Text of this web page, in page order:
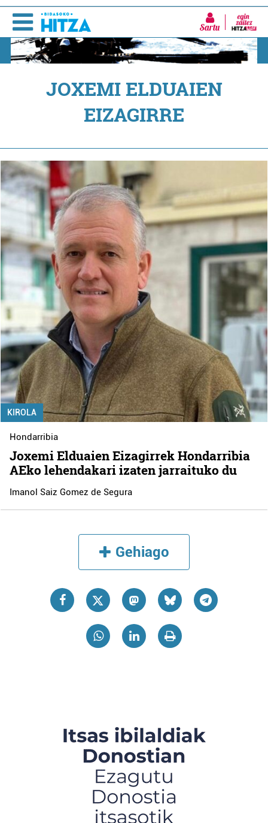
Sartu
JOXEMI ELDUAIEN
EIZAGIRRE
KIROLA
Hondarribia
Joxemi Elduaien Eizagirrek Hondarribia
AEko lehendakari izaten jarraituko du
Imanol Saiz Gomez de Segura
Gehiago